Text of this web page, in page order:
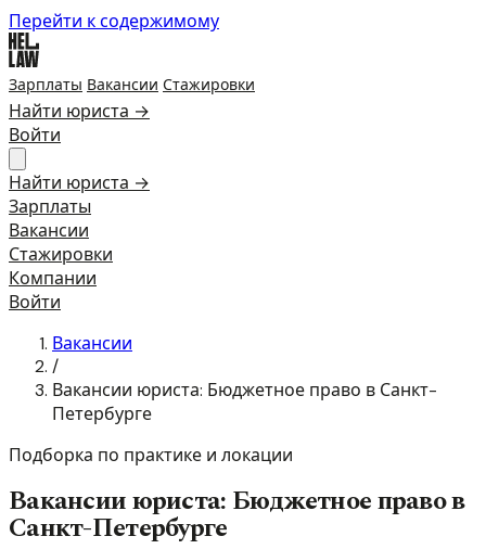
Перейти к содержимому
Зарплаты Вакансии Стажировки
Найти юриста →
Войти
Найти юриста →
Зарплаты
Вакансии
Стажировки
Компании
Войти
Вакансии
/
Вакансии юриста: Бюджетное право в Санкт-
Петербурге
Подборка по практике и локации
Вакансии юриста: Бюджетное право в
Санкт-Петербурге